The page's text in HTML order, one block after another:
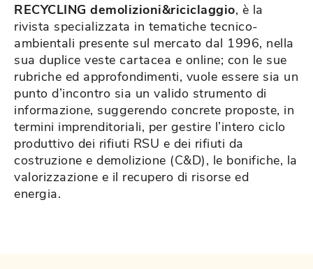
RECYCLING demolizioni&riciclaggio, è la
rivista specializzata in tematiche tecnico-
ambientali presente sul mercato dal 1996, nella
sua duplice veste cartacea e online; con le sue
rubriche ed approfondimenti, vuole essere sia un
punto d’incontro sia un valido strumento di
informazione, suggerendo concrete proposte, in
termini imprenditoriali, per gestire l’intero ciclo
produttivo dei rifiuti RSU e dei rifiuti da
costruzione e demolizione (C&D), le bonifiche, la
valorizzazione e il recupero di risorse ed
energia.